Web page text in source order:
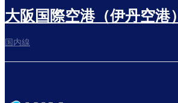
大阪国際空港（伊丹空港）
国内線